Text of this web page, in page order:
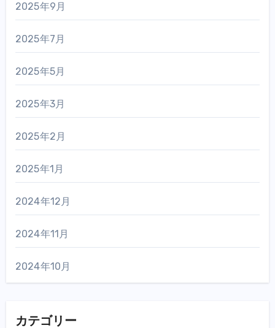
2025年9月
2025年7月
2025年5月
2025年3月
2025年2月
2025年1月
2024年12月
2024年11月
2024年10月
カテゴリー